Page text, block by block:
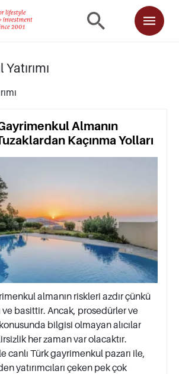
Almanın
Kaçınma Yolları
almanın riskleri azdır çünkü
ve basittir. Ancak, prosedürler ve
bilgisi olmayan alıcılar
her zaman var olacaktır.
canlı Türk gayrimenkul pazarı ile,
yatırımcıları çeken pek çok